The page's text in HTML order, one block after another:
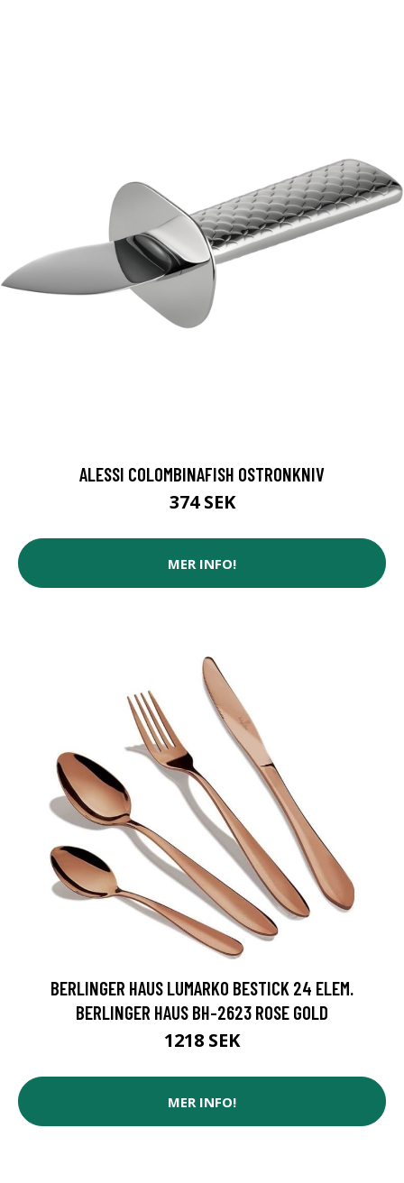
ALESSI COLOMBINAFISH OSTRONKNIV
374 SEK
MER INFO!
BERLINGER HAUS LUMARKO BESTICK 24 ELEM.
BERLINGER HAUS BH-2623 ROSE GOLD
1218 SEK
MER INFO!